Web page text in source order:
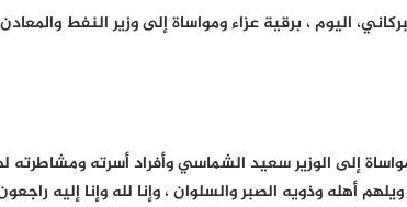
اليوم ، برقية عزاء ومواساة إلى وزير النفط
إلى الوزير سعيد الشماسي وأفراد أسرته ومشاطرته
أهله وذويه الصبر والسلوان ، وإنا لله وإنا إليه